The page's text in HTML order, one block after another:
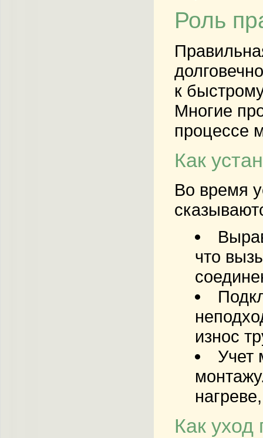
Роль
к
Многие
процессе
Как
Во время
что
износ
Учет
Как уход